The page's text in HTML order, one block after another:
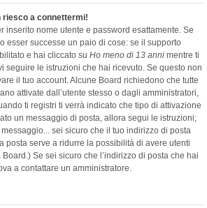
riesco a connettermi!
inserito nome utente e password esattamente. Se
esser successe un paio di cose: se il supporto
e hai cliccato su Ho meno di 13 anni mentre ti
seguire le istruzioni che hai ricevuto. Se questo non
il tuo account. Alcune Board richiedono che tutte
attivate dall’utente stesso o dagli amministratori,
ti registri ti verrà indicato che tipo di attivazione
un messaggio di posta, allora segui le istruzioni;
sei sicuro che il tuo indirizzo di posta
posta serve a ridurre la possibilità di avere utenti
Se sei sicuro che l’indirizzo di posta che hai
a contattare un amministratore.